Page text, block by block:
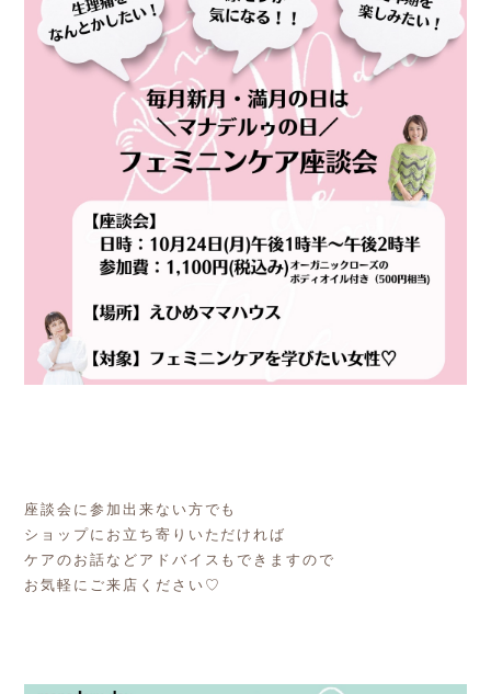
座談会に参加出来ない方でも
ショップにお立ち寄りいただければ
ケアのお話などアドバイスもできますので
お気軽にご来店ください♡